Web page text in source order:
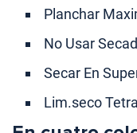
Planchar
No Usar
Secar En
Lim.seco